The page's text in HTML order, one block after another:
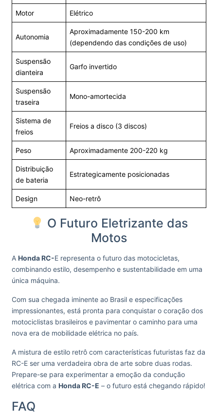
Motor Elétrico
Autonomia
Aproximadamente 150-200 km
(dependendo das condições de uso)
Suspensão
dianteira
Garfo invertido
Suspensão
traseira
Mono-amortecida
Sistema de
freios
Freios a disco (3 discos)
Peso Aproximadamente 200-220 kg
Distribuição
de bateria
Estrategicamente posicionadas
Design Neo-retrô
O Futuro Eletrizante das
Motos
A Honda RC-E representa o futuro das motocicletas,
combinando estilo, desempenho e sustentabilidade em uma
única máquina.
Com sua chegada iminente ao Brasil e especificações
impressionantes, está pronta para conquistar o coração dos
motociclistas brasileiros e pavimentar o caminho para uma
nova era de mobilidade elétrica no país.
A mistura de estilo retrô com características futuristas faz da
RC-E ser uma verdadeira obra de arte sobre duas rodas.
Prepare-se para experimentar a emoção da condução
elétrica com a Honda RC-E – o futuro está chegando rápido!
FAQ